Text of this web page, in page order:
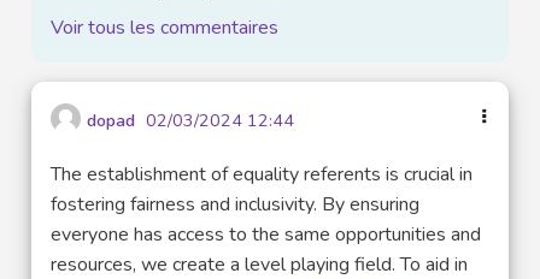
Voir tous les commentaires
dopad 02/03/2024 12:44
The establishment of equality referents is crucial in
fostering fairness and inclusivity. By ensuring
everyone has access to the same opportunities and
resources, we create a level playing field. To aid in